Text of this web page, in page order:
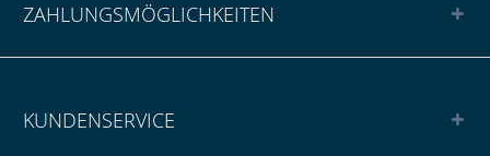
ZAHLUNGSMÖGLICHKEITEN
KUNDENSERVICE